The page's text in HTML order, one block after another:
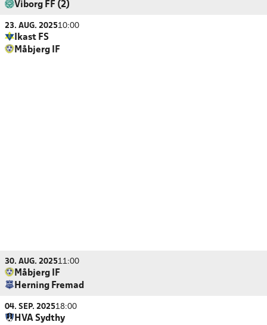
Viborg FF (2)
23. AUG. 202510:00
Ikast FS
Måbjerg IF
30. AUG. 202511:00
Måbjerg IF
Herning Fremad
04. SEP. 202518:00
HVA Sydthy